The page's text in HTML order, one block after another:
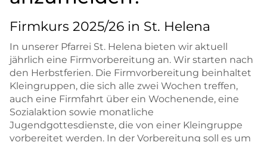
Firmkurs 2025/26 in St. Helena
In unserer Pfarrei St. Helena bieten wir aktuell
jährlich eine Firmvorbereitung an. Wir starten nach
den Herbstferien. Die Firmvorbereitung beinhaltet
Kleingruppen, die sich alle zwei Wochen treffen,
auch eine Firmfahrt über ein Wochenende, eine
Sozialaktion sowie monatliche
Jugendgottesdienste, die von einer Kleingruppe
vorbereitet werden. In der Vorbereitung soll es um